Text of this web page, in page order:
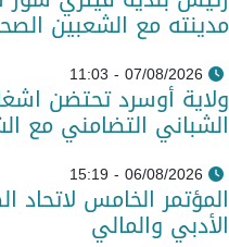
مدينته مع الشعبين
07/08/2026 - 11:03
ولاية أوسرد تحتضن
الشباني التضامني مع
06/08/2026 - 15:19
المؤتمر الخامس لاتحاد
الأدبي والمالي